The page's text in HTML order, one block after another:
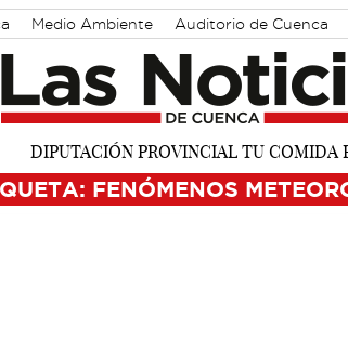
Medio Ambiente Auditorio de Cuenca
FENÓMENOS